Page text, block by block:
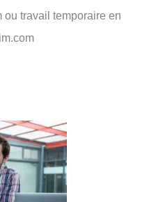
ou travail temporaire en